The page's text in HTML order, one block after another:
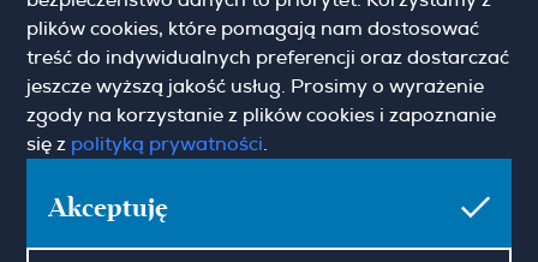
Zgoda marketingowa Pokaż więcej
Hamilton May Warszawa
plików cookies, które pomagają nam dostosować
treść do indywidualnych preferencji oraz dostarczać
jeszcze wyższą jakość usług. Prosimy o wyrażenie
zgody na korzystanie z plików cookies i zapoznanie
się z polityką prywatności
Akceptuję